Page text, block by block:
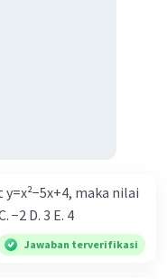
maka nilai
−2 D. 3 E. 4
Jawaban terverifikasi